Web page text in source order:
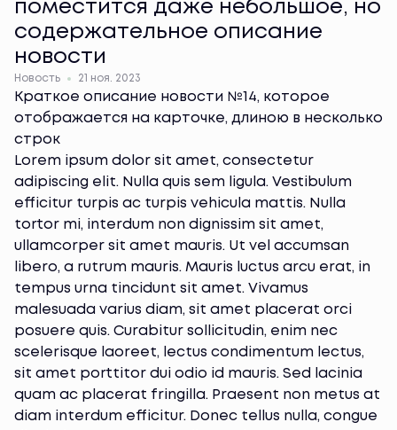
поместится даже небольшое, но
содержательное описание
новости
Новость 21 ноя. 2023
Краткое описание новости №14, которое
отображается на карточке, длиною в несколько
строк
Lorem ipsum dolor sit amet, consectetur
adipiscing elit. Nulla quis sem ligula. Vestibulum
efficitur turpis ac turpis vehicula mattis. Nulla
tortor mi, interdum non dignissim sit amet,
ullamcorper sit amet mauris. Ut vel accumsan
libero, a rutrum mauris. Mauris luctus arcu erat, in
tempus urna tincidunt sit amet. Vivamus
malesuada varius diam, sit amet placerat orci
posuere quis. Curabitur sollicitudin, enim nec
scelerisque laoreet, lectus condimentum lectus,
sit amet porttitor dui odio id mauris. Sed lacinia
quam ac placerat fringilla. Praesent non metus at
diam interdum efficitur. Donec tellus nulla, congue